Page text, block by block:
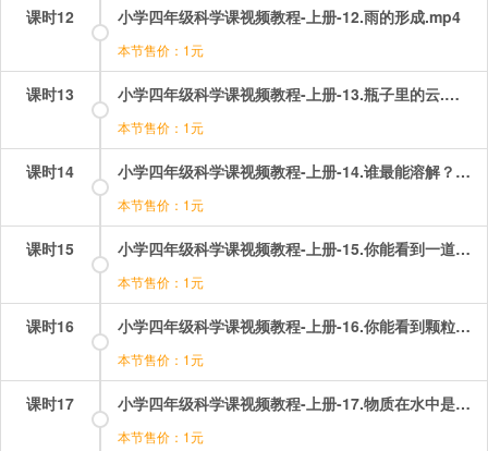
课时12 小学四年级科学课视频教程-上册-12.雨的形成.mp4
本节售价：1元
课时13 小学四年级科学课视频教程-上册-13.瓶子里的云.mp4
本节售价：1元
课时14 小学四年级科学课视频教程-上册-14.谁最能溶解？.mp4
本节售价：1元
课时15 小学四年级科学课视频教程-上册-15.你能看到一道光吗？.mp4
本节售价：1元
课时16 小学四年级科学课视频教程-上册-16.你能看到颗粒吗？.mp4
本节售价：1元
课时17 小学四年级科学课视频教程-上册-17.物质在水中是怎样溶解的？.mp4
本节售价：1元